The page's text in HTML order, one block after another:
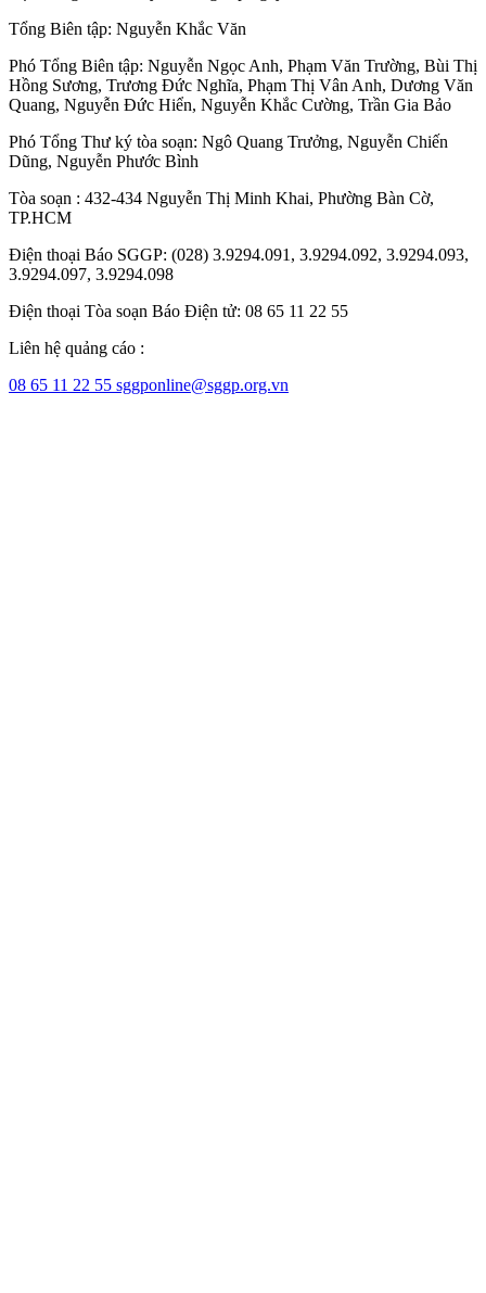
Tổng Biên tập: Nguyễn Khắc Văn
Phó Tổng Biên tập: Nguyễn Ngọc Anh, Phạm Văn Trường, Bùi Thị
Hồng Sương, Trương Đức Nghĩa, Phạm Thị Vân Anh, Dương Văn
Quang, Nguyễn Đức Hiển, Nguyễn Khắc Cường, Trần Gia Bảo
Phó Tổng Thư ký tòa soạn: Ngô Quang Trưởng, Nguyễn Chiến
Dũng, Nguyễn Phước Bình
Tòa soạn : 432-434 Nguyễn Thị Minh Khai, Phường Bàn Cờ,
TP.HCM
Điện thoại Báo SGGP: (028) 3.9294.091, 3.9294.092, 3.9294.093,
3.9294.097, 3.9294.098
Điện thoại Tòa soạn Báo Điện tử: 08 65 11 22 55
Liên hệ quảng cáo :
08 65 11 22 55 sggponline@sggp.org.vn